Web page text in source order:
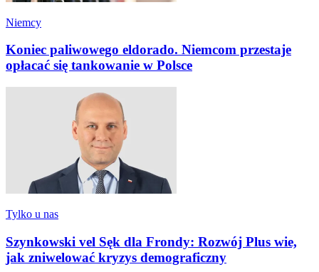
Niemcy
Koniec paliwowego eldorado. Niemcom przestaje
opłacać się tankowanie w Polsce
Tylko u nas
Szynkowski vel Sęk dla Frondy: Rozwój Plus wie,
jak zniwelować kryzys demograficzny